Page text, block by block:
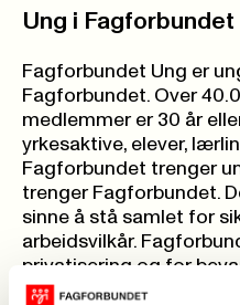
Ung i Fagforbundet
Fagforbundet Ung er
Fagforbundet. Over
medlemmer er 30 år
yrkesaktive, elever,
Fagforbundet trenger
trenger Fagforbundet.
sinne å stå samlet for
arbeidsvilkår.
privatisering og for